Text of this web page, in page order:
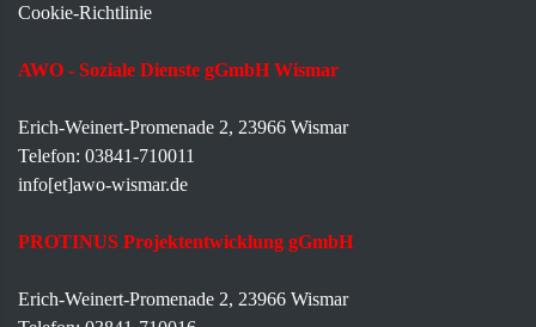
Cookie-Richtlinie
AWO - Soziale Dienste gGmbH Wismar
Erich-Weinert-Promenade 2, 23966 Wismar
Telefon: 03841-710011
info[et]awo-wismar.de
PROTINUS Projektentwicklung gGmbH
Erich-Weinert-Promenade 2, 23966 Wismar